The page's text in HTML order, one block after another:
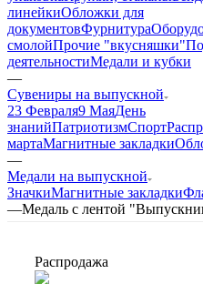
линейкиОбложки для
документовФурнитура
смолойПрочие "вкусняшки"
деятельностиМедали и кубки
—
Сувениры на выпускной
23 Февраля9 МаяДень
знанийПатриотизмСпорт
мартаМагнитные закладки
—
Медали на выпускной
ЗначкиМагнитные закладки
—Медаль с лентой
Распродажа